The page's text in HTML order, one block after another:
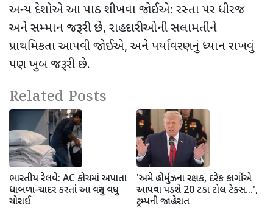
અન્ય દેશોએ આ પાઠ શીખવા જોઈએ: રસ્તા પર ધીરજ
અને સમ્માન જરૂરી છે, રાહદારીઓની સલામતીને
પ્રાથમિકતા આપવી જોઈએ, અને પર્યાવરણનું ધ્યાન રાખવું
પણ ખુબ જરૂરી છે.
Related Posts
ભારતીય રેલવે: AC કોચમાં અપાતા
ધાબળા-ચાદર કરતાં આ વસ્તુ વધુ
ચોરાઈ
'અમે હોર્મુઝના રક્ષક, દરેક કાર્ગોએ
આપવા પડશે 20 ટકા ટોલ ટેક્સ...',
ટ્રમ્પની જાહેરાત